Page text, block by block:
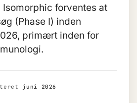
forventes at
(Phase I) inden
primært inden for
juni 2026